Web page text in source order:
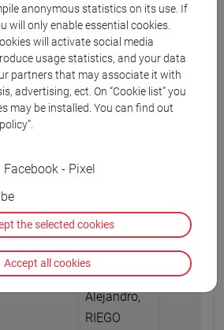
Aintzane
SANZ Arnau
de casa
GALLARDO
Miguel
2020
MARTÍN
CARRERES
Albert,
TORRES
Alejandro,
RIEGO
2011
anonymous statistics on its use. If
will only enable essential cookies.
will activate social media
usage statistics, and your data
partners that may associate it with
advertising, ect. On “Cookie list” you
may be installed. You can find out
Facebook - Pixel
the selected cookies
Accept all cookies